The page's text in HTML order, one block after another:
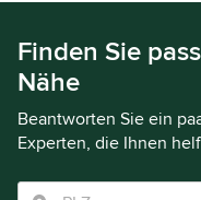
Finden Sie
Nähe
Beantworten Sie ein
Experten, die Ihnen